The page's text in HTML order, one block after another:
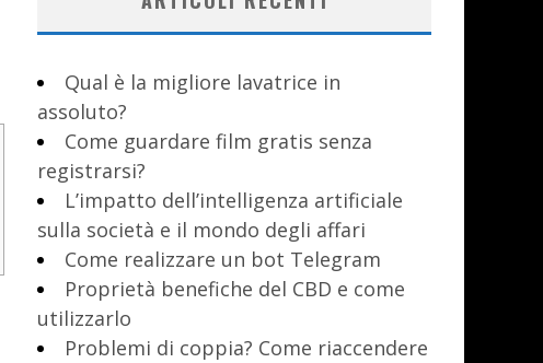
Qual è la migliore lavatrice in
assoluto?
Come guardare film gratis senza
registrarsi?
L’impatto dell’intelligenza artificiale
sulla società e il mondo degli affari
Come realizzare un bot Telegram
Proprietà benefiche del CBD e come
utilizzarlo
Problemi di coppia? Come riaccendere